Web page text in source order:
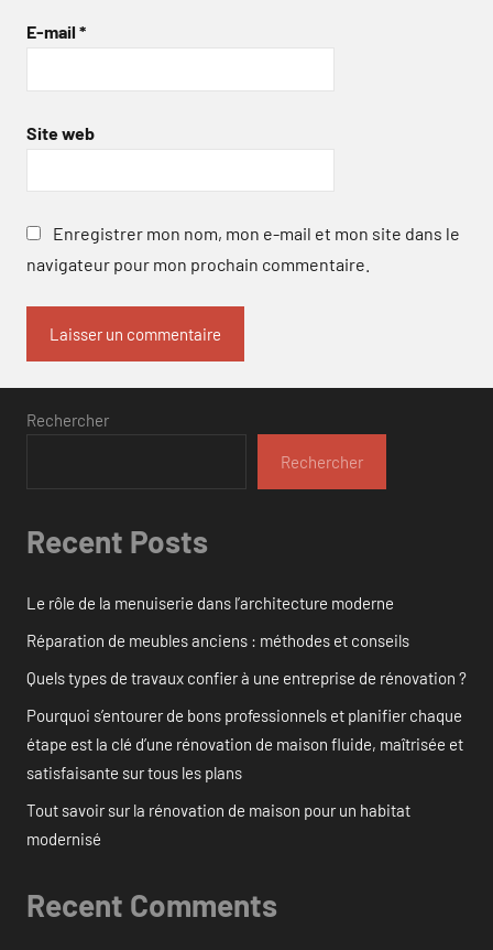
E-mail *
Site web
Enregistrer mon nom, mon e-mail et mon site dans le
navigateur pour mon prochain commentaire.
Rechercher
Rechercher
Recent Posts
Le rôle de la menuiserie dans l’architecture moderne
Réparation de meubles anciens : méthodes et conseils
Quels types de travaux confier à une entreprise de rénovation ?
Pourquoi s’entourer de bons professionnels et planifier chaque
étape est la clé d’une rénovation de maison fluide, maîtrisée et
satisfaisante sur tous les plans
Tout savoir sur la rénovation de maison pour un habitat
modernisé
Recent Comments